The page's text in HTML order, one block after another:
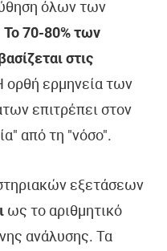
όλων των
Το 70-80% των
στις
ορθή ερμηνεία των
επιτρέπει στον
από τη "νόσο".
εξετάσεων
ως το αριθμητικό
ανάλυσης. Τα